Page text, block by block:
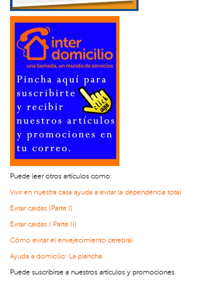
Puede leer otros artículos como:
Vivir en nuestra casa ayuda a evitar la dependencia total
Evitar caídas (Parte I)
Evitar caídas ( Parte II)
Cómo evitar el envejecimiento cerebral
Ayuda a domicilio: La plancha
Puede suscribirse a nuestros artículos y promociones